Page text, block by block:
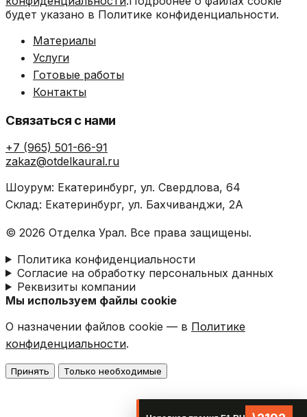
будет указано в Политике конфиденциальности.
Материалы
Услуги
Готовые работы
Контакты
Связаться с нами
+7 (965) 501-66-91
zakaz@otdelkaural.ru
Шоурум: Екатеринбург, ул. Свердлова, 64
Склад: Екатеринбург, ул. Бахчиванджи, 2А
© 2026 Отделка Урал. Все права защищены.
Политика конфиденциальности
Согласие на обработку персональных данных
Реквизиты компании
Мы используем файлы cookie
О назначении файлов cookie — в Политике
конфиденциальности.
Принять Только необходимые